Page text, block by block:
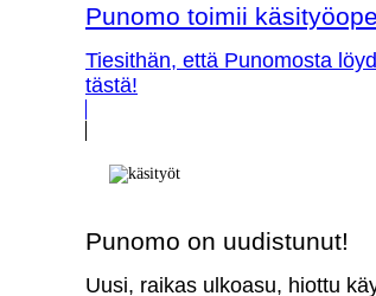
Punomo toimii
Tiesithän, että Punomosta
tästä!
Punomo on uudistunut!
Uusi, raikas ulkoasu, hiottu